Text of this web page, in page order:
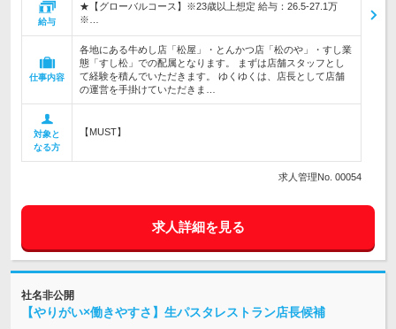
給与
★【グローバルコース】※23歳以上想定 給与：26.5-27.1万
※…
仕事内容
各地にある牛めし店「松屋」・とんかつ店「松のや」・すし業
態「すし松」での配属となります。 まずは店舗スタッフとし
て経験を積んでいただきます。 ゆくゆくは、店長として店舗
の運営を手掛けていただきま…
対象と
なる方
【MUST】
求人管理No. 00054
求人詳細を見る
社名非公開
【やりがい×働きやすさ】生パスタレストラン店長候補